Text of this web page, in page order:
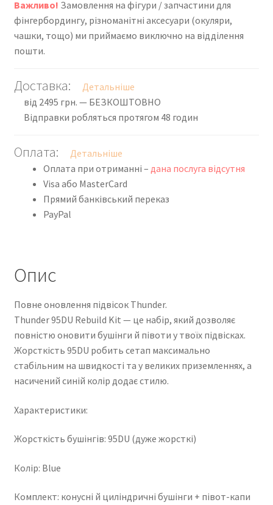
Важливо! Замовлення на фігури / запчастини для
фінгербордингу, різноманітні аксесуари (окуляри,
чашки, тощо) ми приймаємо виключно на відділення
пошти.
Доставка:
Детальніше
від 2495 грн. — БЕЗКОШТОВНО
Відправки робляться протягом 48 годин
Оплата:
Детальніше
Оплата при отриманні – дана послуга відсутня
Visa або MasterCard
Прямий банківський переказ
PayPal
Опис
Повне оновлення підвісок Thunder.
Thunder 95DU Rebuild Kit — це набір, який дозволяє
повністю оновити бушінги й півоти у твоїх підвісках.
Жорсткість 95DU робить сетап максимально
стабільним на швидкості та у великих приземленнях, а
насичений синій колір додає стилю.
Характеристики:
Жорсткість бушінгів: 95DU (дуже жорсткі)
Колір: Blue
Комплект: конусні й циліндричні бушінги + півот-капи